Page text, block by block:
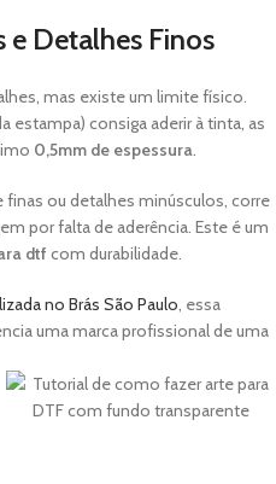
e Detalhes Finos
mas existe um limite físico.
estampa) consiga aderir à tinta, as
0,5mm de espessura.
ou detalhes minúsculos, corre
por falta de aderência. Este é um
dtf com durabilidade.
no Brás São Paulo, essa
uma marca profissional de uma